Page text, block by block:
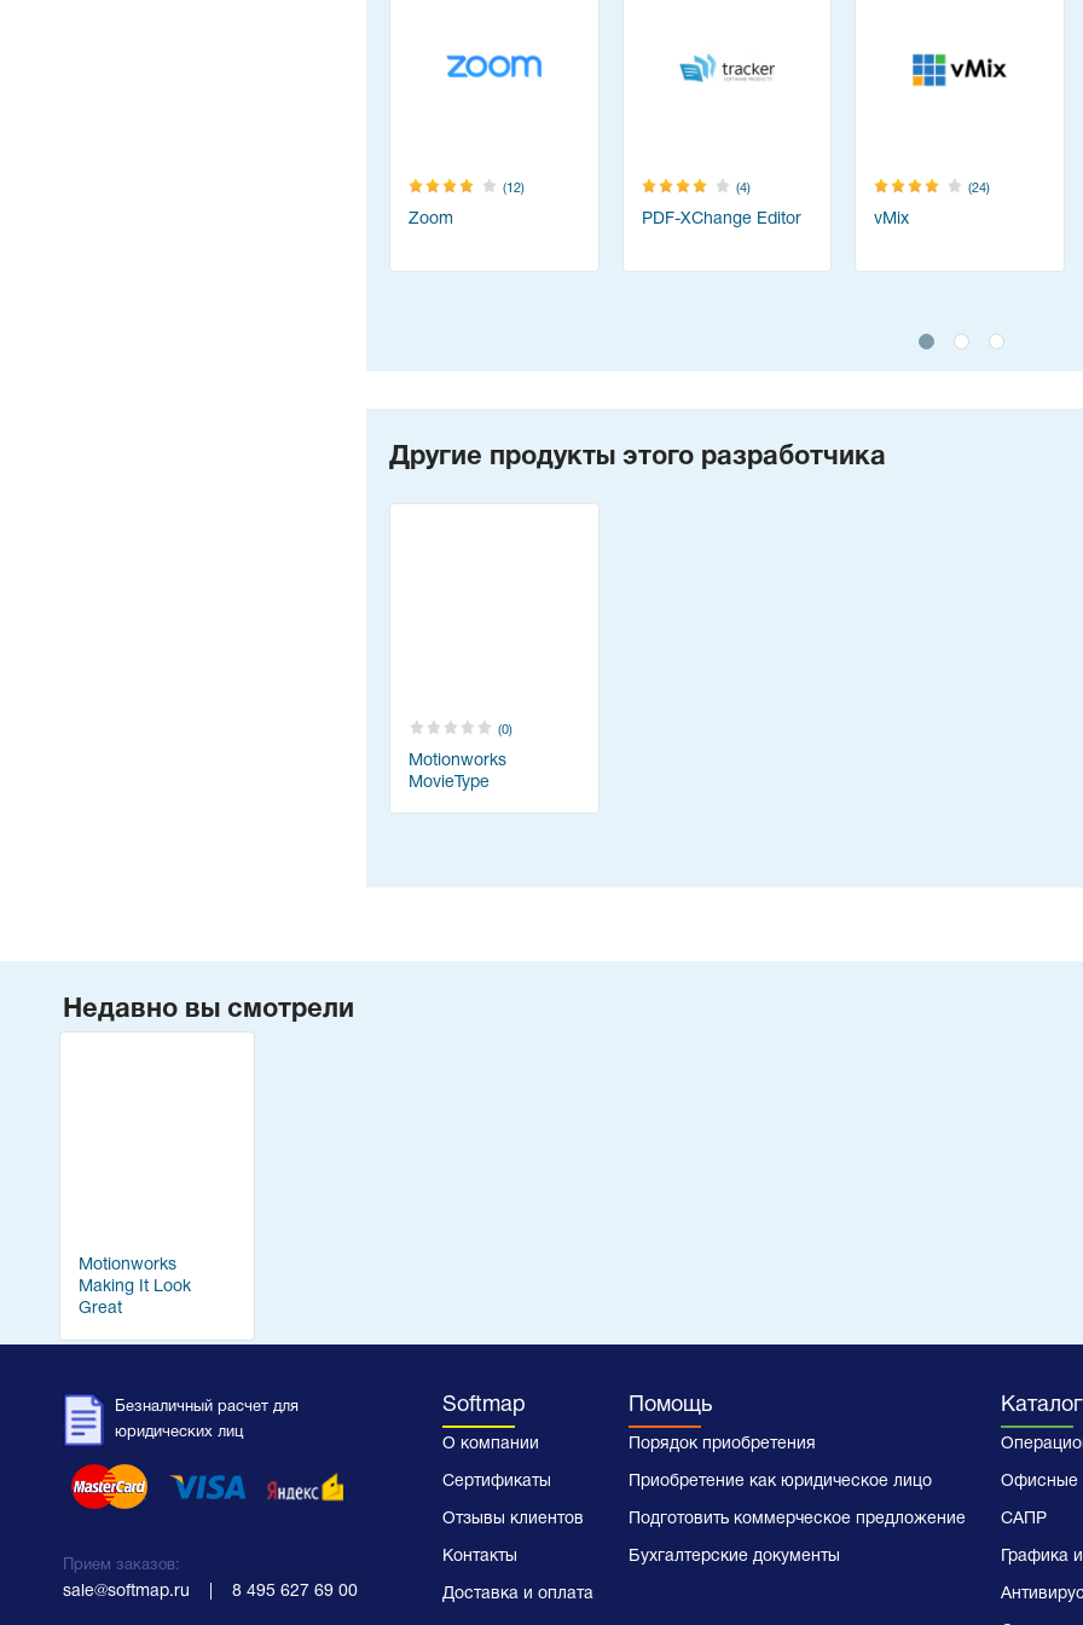
(12)
Zoom
(4)
PDF-XChange Editor
(24)
vMix
Другие продукты этого разработчика
(0)
Motionworks
MovieType
Недавно вы смотрели
Motionworks
Making It Look
Great
Безналичный расчет для
юридических лиц
Прием заказов:
sale@softmap.ru 8 495 627 69 00
Softmap
О компании
Сертификаты
Отзывы клиентов
Контакты
Доставка и оплата
Помощь
Порядок приобретения
Приобретение как юридическое лицо
Подготовить коммерческое предложение
Бухгалтерские документы
Каталог
Офисные
САПР
Графика